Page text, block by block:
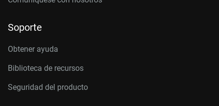
Soporte
Obtener ayuda
Biblioteca de recursos
Seguridad del producto